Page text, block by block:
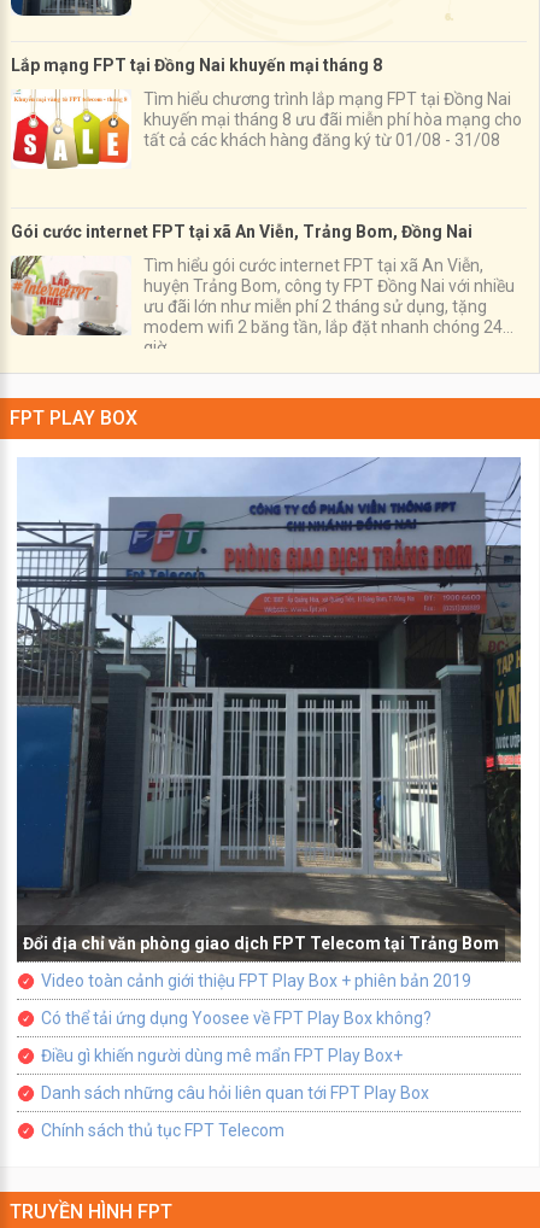
Lắp mạng FPT tại Đồng Nai khuyến mại tháng 8
Tìm hiểu chương trình lắp mạng FPT tại Đồng Nai
khuyến mại tháng 8 ưu đãi miễn phí hòa mạng cho
tất cả các khách hàng đăng ký từ 01/08 - 31/08
Gói cước internet FPT tại xã An Viễn, Trảng Bom, Đồng Nai
Tìm hiểu gói cước internet FPT tại xã An Viễn,
huyện Trảng Bom, công ty FPT Đồng Nai với nhiều
ưu đãi lớn như miễn phí 2 tháng sử dụng, tặng
modem wifi 2 băng tần, lắp đặt nhanh chóng 24
giờ
FPT PLAY BOX
Đổi địa chỉ văn phòng giao dịch FPT Telecom tại Trảng Bom
Video toàn cảnh giới thiệu FPT Play Box + phiên bản 2019
Có thể tải ứng dụng Yoosee về FPT Play Box không?
Điều gì khiến người dùng mê mẩn FPT Play Box+
Danh sách những câu hỏi liên quan tới FPT Play Box
Chính sách thủ tục FPT Telecom
TRUYỀN HÌNH FPT